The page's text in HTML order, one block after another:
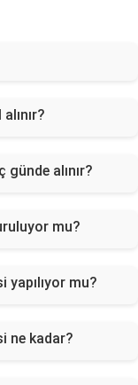
alınır?
mu?
mu?
ne kadar?